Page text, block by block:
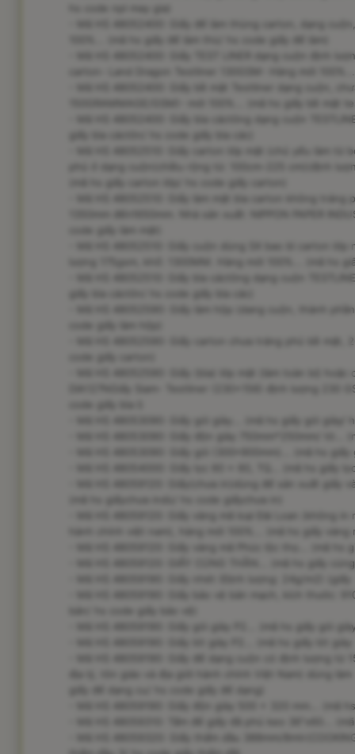
- Mã HS 48052400: Giấy để làm thùng carton, dạng
- Mã HS 48052400: Giấy TEST LINER dạng cuộn định
- Mã HS 48052400: Giấy bề mặt Testliner dạng cuộn,
150GRAMMAGE/GSM)- mới 100%... (mã hs giấy bề mặt
- Mã HS 48052400: Giấy bìa cáctông dạng cuộn
- Mã HS 48052510: Giấy carton lớp mặt (chủ yếu làm từ
phủ ở dạng cuộn(chiều rộng từ: 100cm-225 cm)(định
- Mã HS 48052510: Giấy làm mặt bìa carton không
1350mm đến1650mm. Nhà sản xuất: NIPPON PAPER
- Mã HS 48052510: Giấy cuộn dùng SX bao bì carton
lượng 175gsm, khổ: 1300MM. Hàng mới 100%... (mã hs
- Mã HS 48052510: Giấy bìa cáctông dạng cuộn
- Mã HS 48052590: Giấy làm hộp (dang cuộn, thành
- Mã HS 48052590: Giấy (bìa) lớp mặt (làm toàn bộ
DIA127NGiấy Siam- Testliner (230x156) định lượng 230
- Mã HS 48053090: Giấy gói giày... (mã hs giấy gói giày/
- Mã HS 48053090: Giấy độn giày 750mm*250mm/ tờ...
- Mã HS 48053090: Giấy gói (300*900mm)... (mã hs
- Mã HS 48054000: Giấy lọc 60 x 60, TQ... (mã hs giấy
- Mã HS 48059120: Giấy(chưa in)dùng để sản xuất giấy
- Mã HS 48059120: Giấy vàng mã loại Đài Loan (không
hành chính việt nam), hàng mới 100%... (mã hs giấy
- Mã HS 48059120: Giấy vàng mã Phúc lộc thọ... (mã hs
- Mã HS 48059120: GIẤY CÚNG THẦN... (mã hs giấy
- Mã HS 48059190: Giấy bảo vệ bản mạch, kích thước:
- Mã HS 48059190: Giấy gói giày P2... (mã hs giấy gói
- Mã HS 48059190: Giấy đế dạng cuộn có định lượng
- Mã HS 48059190: Giấy độn giày 500 x 320 mm... (mã
- Mã HS 48059310: Tấm đế giấy đã phủ keo 36"x60...
- Mã HS 48059320: Giấy thấm dầu 388mm/